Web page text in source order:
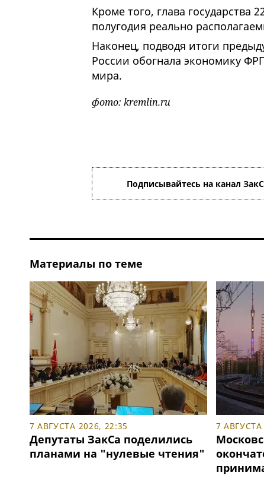
Кроме того, глава государства
полугодия реально
Наконец, подводя итоги
России обогнала экономику
мира.
фото: kremlin.ru
Подписывайтесь на канал
Материалы по теме
7 АВГУСТА 2026, 22:35
Депутаты ЗакСа поделились
планами на "нулевые чтения"
7 АВГУСТА